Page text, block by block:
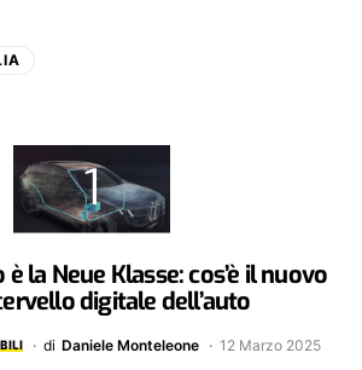
la Neue Klasse: cos’è il nuovo
digitale dell’auto
di Daniele Monteleone 12 Marzo 2025